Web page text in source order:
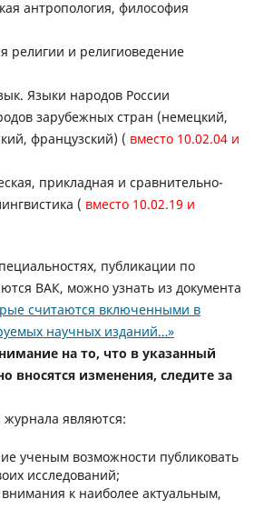
антропология, философия
религии и религиоведение
Языки народов России
зарубежных стран (немецкий,
французский) ( вместо 10.02.04 и
прикладная и сравнительно-
( вместо 10.02.19 и
публикации по
ВАК, можно узнать из документа
считаются включенными в
научных изданий…»
на то, что в указанный
вносятся изменения, следите за
являются:
ученым возможности публиковать
исследований;
к наиболее актуальным,